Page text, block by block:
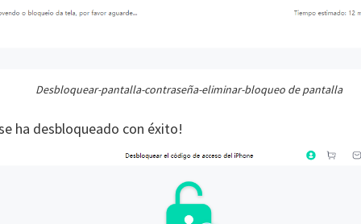
Desbloquear-pantalla-contraseña-eliminar-bloqueo de pantalla
ha desbloqueado con éxito!